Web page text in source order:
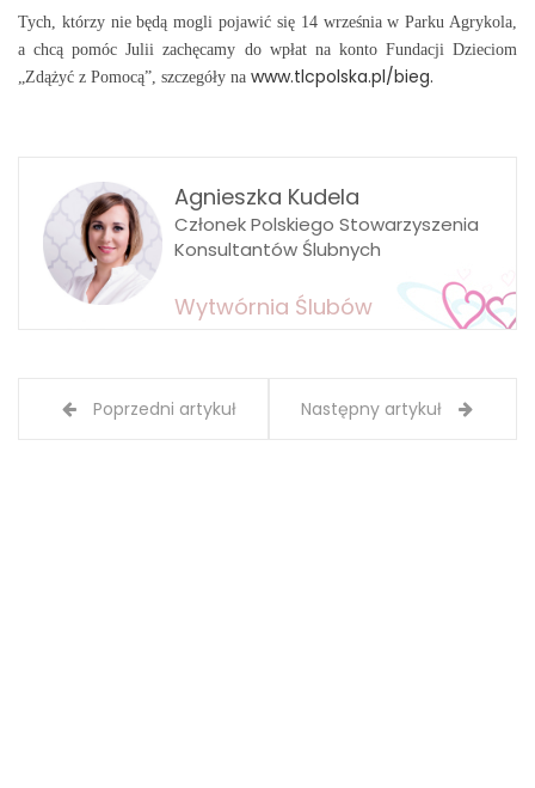
Tych, którzy nie będą mogli pojawić się 14 września w Parku Agrykola,
a chcą pomóc Julii zachęcamy do wpłat na konto Fundacji Dzieciom
„Zdążyć z Pomocą”, szczegóły na www.tlcpolska.pl/bieg.
Agnieszka Kudela
Członek Polskiego Stowarzyszenia
Konsultantów Ślubnych
Wytwórnia Ślubów
Poprzedni artykuł Następny artykuł